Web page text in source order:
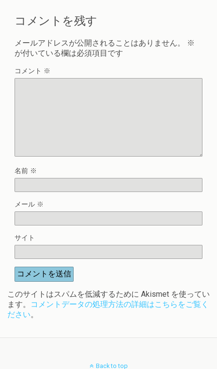
コメントを残す
メールアドレスが公開されることはありません。
※
が付いている欄は必須項目です
コメント ※
名前 ※
メール ※
サイト
このサイトはスパムを低減するために Akismet を使ってい
ます。
コメントデータの処理方法の詳細はこちらをご覧く
ださい。
Back to top